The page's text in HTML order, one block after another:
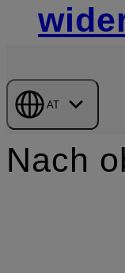
AT
Nach